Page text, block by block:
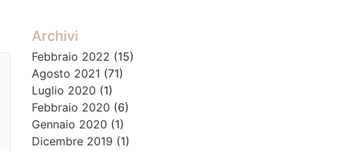
Archivi
Febbraio 2022 (15)
Agosto 2021 (71)
Luglio 2020 (1)
Febbraio 2020 (6)
Gennaio 2020 (1)
Dicembre 2019 (1)